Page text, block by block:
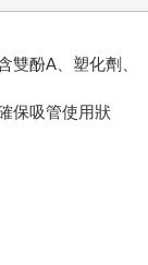
雙酚A、塑化劑、
保吸管使用狀